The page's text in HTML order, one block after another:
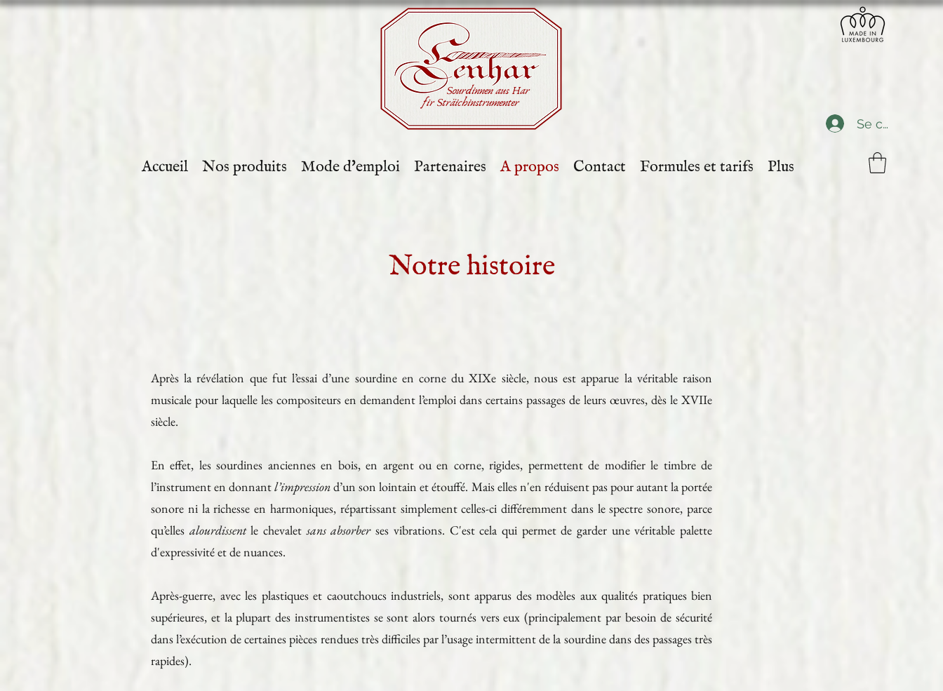
Sourdinnen aus Har
fir Sträichinstrumenter
Se connecter
Accueil Nos produits Mode d'emploi Partenaires A propos Contact Formules et tarifs Plus
Notre histoire
Après la révélation que fut l’essai d’une sourdine en corne du XIXe siècle, nous est apparue la véritable raison
musicale pour laquelle les compositeurs en demandent l’emploi dans certains passages de leurs œuvres, dès le XVIIe
siècle.
En effet, les sourdines anciennes en bois, en argent ou en corne, rigides, permettent de modifier le timbre de
l’instrument en donnantl’impressiond’un son lointain et étouffé. Mais elles n'en réduisent pas pour autant la portée
sonore ni la richesse en harmoniques, répartissant simplement celles-ci différemment dans le spectre sonore, parce
qu’elles alourdissentle chevaletsans absorberses vibrations. C'est cela qui permet de garder une véritable palette
d'expressivité et de nuances.
Après-guerre, avec les plastiques et caoutchoucs industriels, sont apparus des modèles aux qualités pratiques bien
supérieures, et la plupart des instrumentistes se sont alors tournés vers eux (principalement par besoin de sécurité
dans l’exécution de certaines pièces rendues très difficiles par l’usage intermittent de la sourdine dans des passages très
rapides).